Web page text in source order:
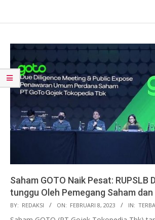
Saham GOTO Naik Pesat: RUPSLB
tunggu Oleh Pemegang Saham
2023-
02-
BY: REDAKSI ON: FEBRUARI 8, 2023 IN: